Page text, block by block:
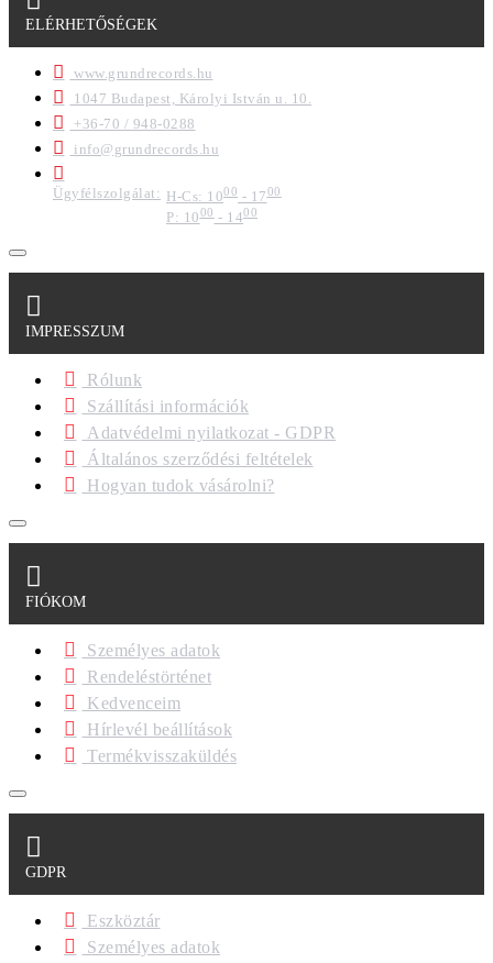
ELÉRHETŐSÉGEK
www.grundrecords.hu
1047 Budapest, Károlyi István u. 10.
+36-70 / 948-0288
info@grundrecords.hu
Ügyfélszolgálat: H-Cs: 1000 - 1700
P: 1000- 1400
IMPRESSZUM
Rólunk
Szállítási információk
Adatvédelmi nyilatkozat - GDPR
Általános szerződési feltételek
Hogyan tudok vásárolni?
FIÓKOM
Személyes adatok
Rendeléstörténet
Kedvenceim
Hírlevél beállítások
Termékvisszaküldés
GDPR
Eszköztár
Személyes adatok